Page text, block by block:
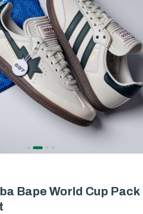
Bape World Cup Pack